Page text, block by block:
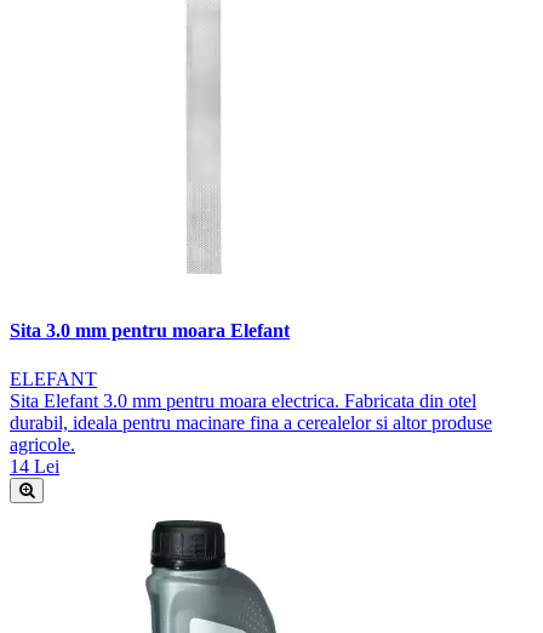
Sita 3.0 mm pentru moara Elefant
ELEFANT
Sita Elefant 3.0 mm pentru moara electrica. Fabricata din otel
durabil, ideala pentru macinare fina a cerealelor si altor produse
agricole.
14 Lei